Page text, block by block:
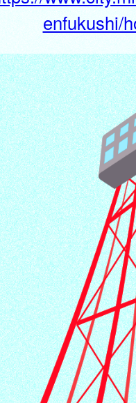
enfukushi/